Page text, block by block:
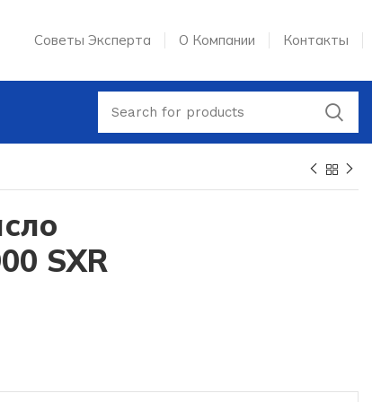
Советы Эксперта О Компании Контакты
SXR